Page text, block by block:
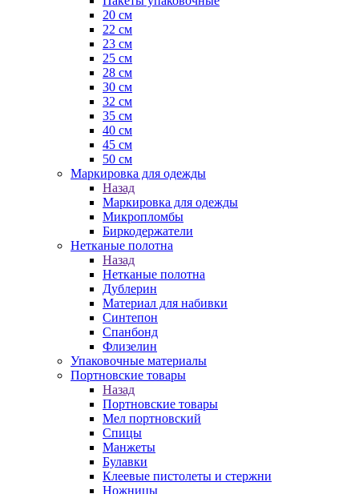
20 см
22 см
23 см
25 см
28 см
30 см
32 см
35 см
40 см
45 см
50 см
Маркировка для одежды
Назад
Маркировка для одежды
Микропломбы
Биркодержатели
Нетканые полотна
Назад
Нетканые полотна
Дублерин
Материал для набивки
Синтепон
Спанбонд
Флизелин
Упаковочные материалы
Портновские товары
Назад
Портновские товары
Мел портновский
Спицы
Манжеты
Булавки
Клеевые пистолеты и стержни
Ножницы